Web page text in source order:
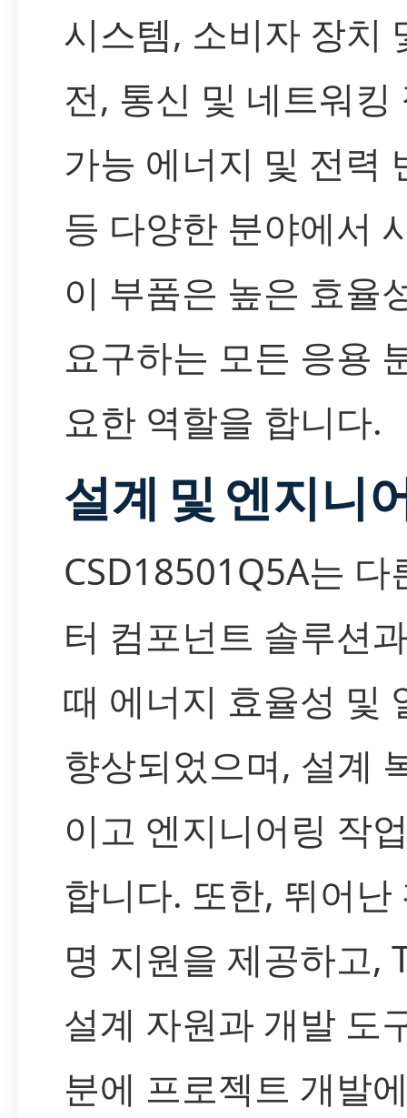
시스템, 소비자 장치
전, 통신 및 네트워킹
가능 에너지 및 전력
등 다양한 분야에서
이 부품은 높은 효율
요구하는 모든 응용
요한 역할을 합니다.
설계 및 엔지니
CSD18501Q5A는 다
터 컴포넌트 솔루션
때 에너지 효율성 및
향상되었으며, 설계
이고 엔지니어링 작
합니다. 또한, 뛰어
명 지원을 제공하고,
설계 자원과 개발 도
분에 프로젝트 개발